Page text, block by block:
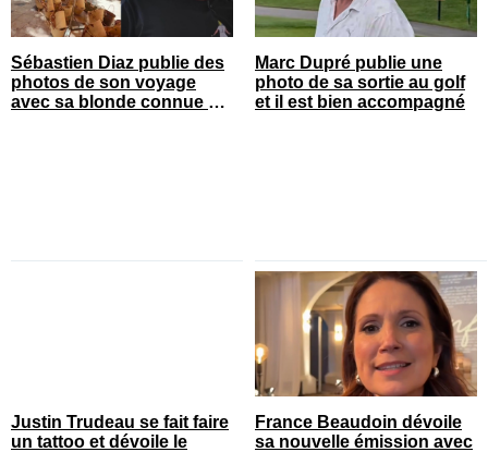
Sébastien Diaz publie des
photos de son voyage
avec sa blonde connue en
Marc Dupré publie une
photo de sa sortie au golf
et il est bien accompagné
Justin Trudeau se fait faire
un tattoo et dévoile le
France Beaudoin dévoile
sa nouvelle émission avec